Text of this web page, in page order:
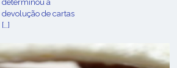
determinou a
devolução de cartas
[…]